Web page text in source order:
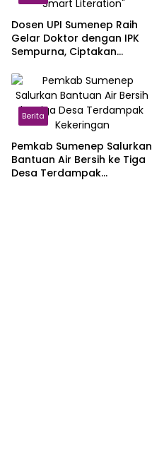
Dosen UPI Sumenep Raih
Gelar Doktor dengan IPK
Sempurna, Ciptakan
Berita
Pemkab Sumenep Salurkan
Bantuan Air Bersih ke Tiga
Desa Terdampak